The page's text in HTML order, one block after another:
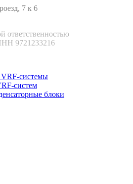
7 к 6
ответственностью
9721233216
cистемы
cистем
блоки